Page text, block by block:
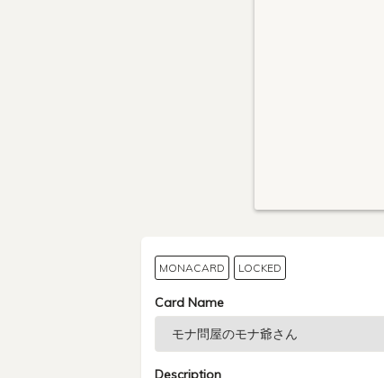
MONACARD LOCKED
Card Name
Description